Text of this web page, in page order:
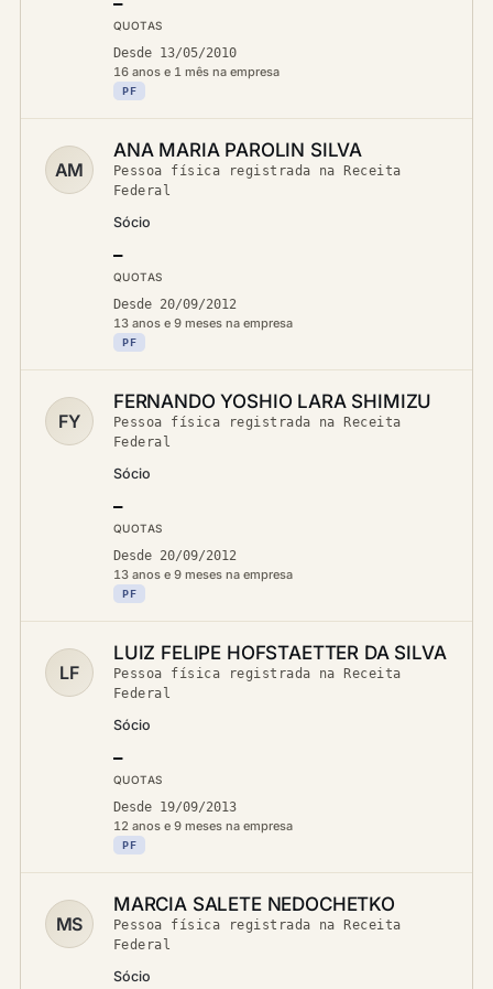
QUOTAS
Desde 13/05/2010
16 anos e 1 mês na empresa
PF
AM
ANA MARIA PAROLIN SILVA
Pessoa física registrada na Receita
Federal
Sócio
—
QUOTAS
Desde 20/09/2012
13 anos e 9 meses na empresa
PF
FY
FERNANDO YOSHIO LARA SHIMIZU
Pessoa física registrada na Receita
Federal
Sócio
—
QUOTAS
Desde 20/09/2012
13 anos e 9 meses na empresa
PF
LF
LUIZ FELIPE HOFSTAETTER DA SILVA
Pessoa física registrada na Receita
Federal
Sócio
—
QUOTAS
Desde 19/09/2013
12 anos e 9 meses na empresa
PF
MS
MARCIA SALETE NEDOCHETKO
Pessoa física registrada na Receita
Federal
Sócio